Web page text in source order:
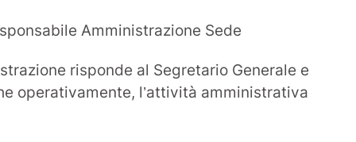
Amministrazione Sede
risponde al Segretario Generale e
operativamente, l’attività amministrativa